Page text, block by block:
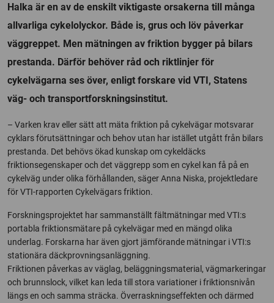
Halka är en av de enskilt viktigaste orsakerna till många
allvarliga cykelolyckor. Både is, grus och löv påverkar
väggreppet. Men mätningen av friktion bygger på bilars
prestanda. Därför behöver råd och riktlinjer för
cykelvägarna ses över, enligt forskare vid VTI, Statens
väg- och transportforskningsinstitut.
– Varken krav eller sätt att mäta friktion på cykelvägar motsvarar
cyklars förutsättningar och behov utan har istället utgått från bilars
prestanda. Det behövs ökad kunskap om cykeldäcks
friktionsegenskaper och det väggrepp som en cykel kan få på en
cykelväg under olika förhållanden, säger Anna Niska, projektledare
för VTI-rapporten Cykelvägars friktion.
Forskningsprojektet har sammanställt fältmätningar med VTI:s
portabla friktionsmätare på cykelvägar med en mängd olika
underlag. Forskarna har även gjort jämförande mätningar i VTI:s
stationära däckprovningsanläggning.
Friktionen påverkas av väglag, beläggningsmaterial, vägmarkeringar
och brunnslock, vilket kan leda till stora variationer i friktionsnivån
längs en och samma sträcka. Överraskningseffekten och därmed